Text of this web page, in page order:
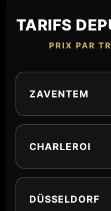
TARIFS
PRIX PAR
ZAVENTEM
CHARLEROI
DÜSSELDORF